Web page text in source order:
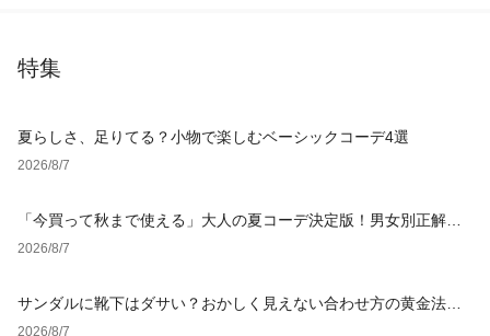
特集
夏らしさ、足りてる？小物で楽しむベーシックコーデ4選
2026/8/7
「今買って秋まで使える」大人の夏コーデ決定版！男女別正解ス
タイルとNGな着こなし
2026/8/7
サンダルに靴下はダサい？おかしく見えない合わせ方の黄金法則
と男女別おすすめコーデ
2026/8/7